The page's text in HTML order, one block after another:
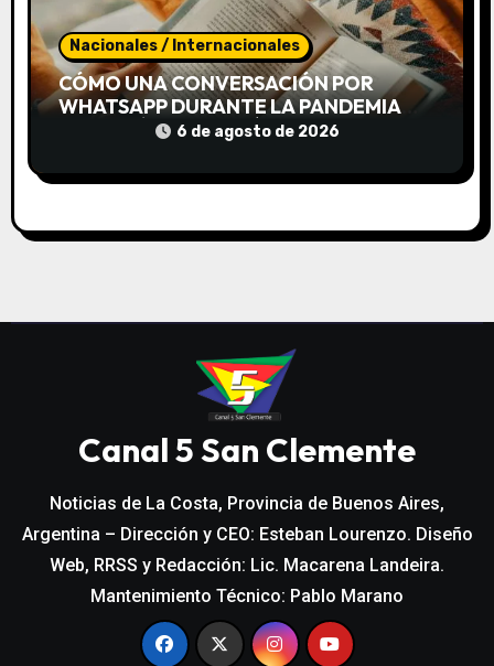
Nacionales / Internacionales
CÓMO UNA CONVERSACIÓN POR
WHATSAPP DURANTE LA PANDEMIA
TERMINÓ CONVIRTIÉNDOSE EN UN
6 de agosto de 2026
Canal 5 San Clemente
Noticias de La Costa, Provincia de Buenos Aires,
Argentina – Dirección y CEO: Esteban Lourenzo. Diseño
Web, RRSS y Redacción: Lic. Macarena Landeira.
Mantenimiento Técnico: Pablo Marano